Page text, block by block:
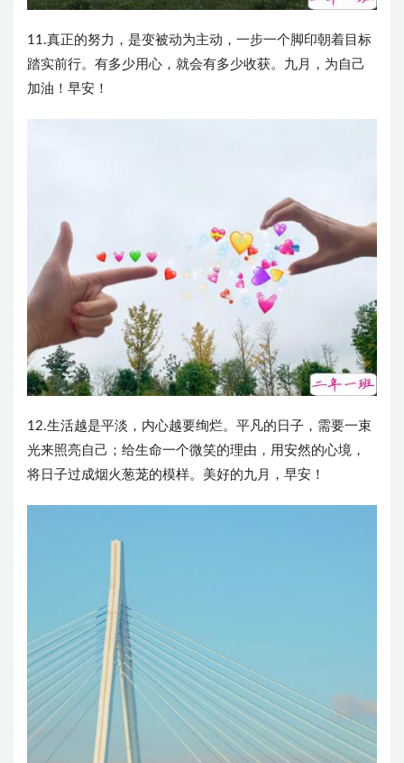
11.真正的努力，是变被动为主动，一步一个脚印朝着目标
踏实前行。有多少用心，就会有多少收获。九月，为自己
加油！早安！
12.生活越是平淡，内心越要绚烂。平凡的日子，需要一束
光来照亮自己；给生命一个微笑的理由，用安然的心境，
将日子过成烟火葱茏的模样。美好的九月，早安！